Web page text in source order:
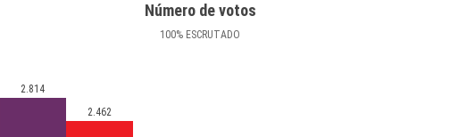
Número de votos
100% ESCRUTADO
2.814
2.462